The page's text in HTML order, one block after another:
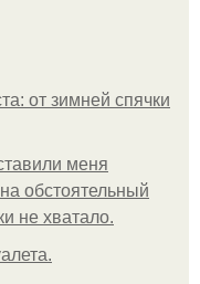
от зимней спячки
меня
обстоятельный
не хватало.